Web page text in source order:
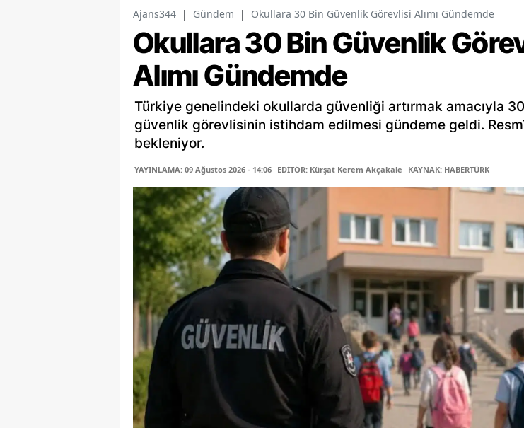
Ajans344 | Gündem | Okullara 30 Bin Güvenlik Görevlisi Alımı Gündemde
Okullara 30 Bin Güvenlik
Alımı Gündemde
Türkiye genelindeki okullarda güvenliği artırmak amacıyla
güvenlik görevlisinin istihdam edilmesi gündeme geldi.
bekleniyor.
YAYINLAMA: 09 Ağustos 2026 - 14:06 EDİTÖR: Kürşat Kerem Akçakale KAYNAK: HABERTÜRK